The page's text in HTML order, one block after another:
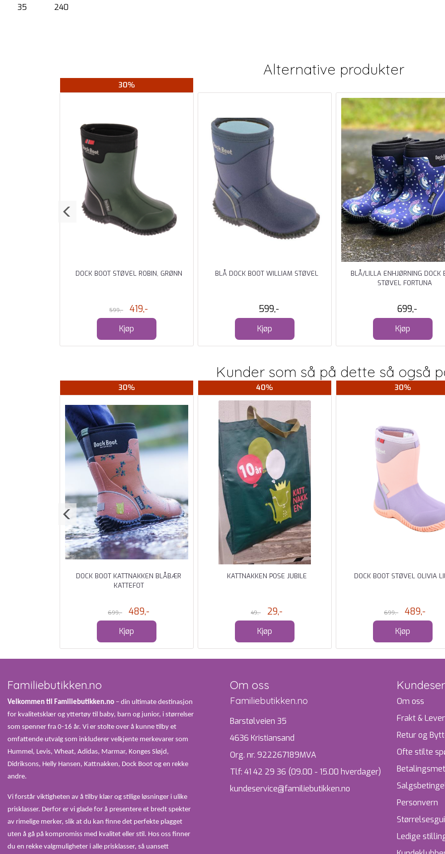
35
240
Alternative produkter
30%
DOCK BOOT STØVEL ROBIN, GRØNN
599,- 419,-
Kjøp
BLÅ DOCK BOOT WILLIAM STØVEL
599,-
Kjøp
BLÅ/LILLA ENHJØRNING DOCK
STØVEL FORTUNA
699,-
Kjøp
Kunder som så på dette så også
30%
DOCK BOOT KATTNAKKEN BLÅBÆR
KATTEFOT
699,- 489,-
Kjøp
40%
KATTNAKKEN POSE JUBILE
49,- 29,-
Kjøp
30%
DOCK BOOT STØVEL OLIVIA
699,- 489,-
Kjøp
Familiebutikken.no
Velkommen til Familiebutikken.no – din ultimate destinasjon
for kvalitetsklær og yttertøy til baby, barn og junior, i størrelser
som spenner fra 0-16 år. Vi er stolte over å kunne tilby et
omfattende utvalg som inkluderer velkjente merkevarer som
Hummel, Levis, Wheat, Adidas, Marmar, Konges Sløjd,
Didriksons, Helly Hansen, Kattnakken, Dock Boot og en rekke
andre.
Vi forstår viktigheten av å tilby klær og stilige løsninger i ulike
prisklasser. Derfor er vi glade for å presentere et bredt spekter
av rimelige merker, slik at du kan finne det perfekte plagget
uten å gå på kompromiss med kvalitet eller stil. Hos oss finner
du en rekke valgmuligheter i alle prisklasser, så uansett
Om oss
Familiebutikken.no
Barstølveien 35
4636 Kristiansand
Org. nr. 922267189MVA
Tlf: 41 42 29 36 (09.00 - 15.00 hverdager)
kundeservice@familiebutikken.no
Om oss
Frakt &
Retur og
Ofte stilte
Personvern
Ledige